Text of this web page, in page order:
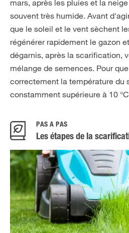
mars, après les pluies et la
souvent très humide. Avant
que le soleil et le vent sèchent
régénérer rapidement le gazon
dégarnis, après la scarification,
mélange de semences. Pour
correctement la température du
constamment supérieure à 10
PAS À PAS
Les étapes de la